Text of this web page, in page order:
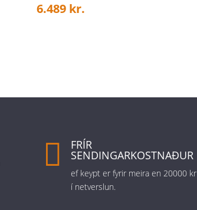
6.489 kr.
 FRÍR
SENDINGARKOSTNAÐUR
ef keypt er fyrir meira en 20000 kr
í netverslun.